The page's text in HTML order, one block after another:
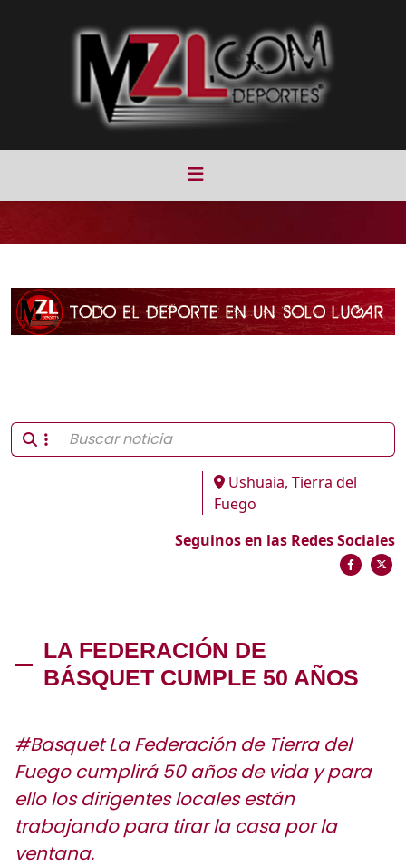
Ushuaia, Tierra del
Fuego
Seguinos en las Redes Sociales
LA FEDERACIÓN DE
BÁSQUET CUMPLE 50 AÑOS
#Basquet La Federación de Tierra del
Fuego cumplirá 50 años de vida y para
ello los dirigentes locales están
trabajando para tirar la casa por la
ventana.